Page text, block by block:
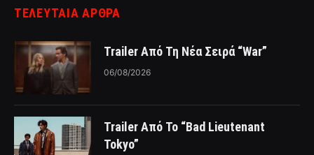
ΤΕΛΕΥΤΑΙΑ ΑΡΘΡΑ
Trailer Από Τη Νέα Σειρά “War”
06/08/2026
Trailer Από Το “Bad Lieutenant
Tokyo”